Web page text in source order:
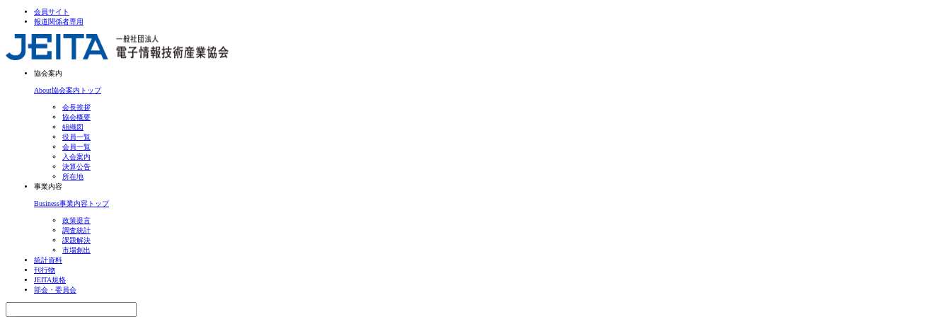
会員サイト
報道関係者専用
協会案内
About協会案内トップ
会長挨拶
協会概要
組織図
役員一覧
会員一覧
入会案内
決算公告
所在地
事業内容
Business事業内容トップ
政策提言
調査統計
課題解決
市場創出
統計資料
刊行物
JEITA規格
部会・委員会